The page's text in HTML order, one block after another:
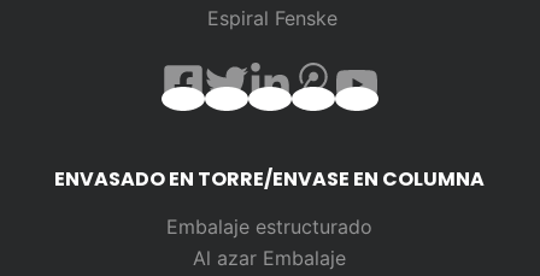
Espiral Fenske
ENVASADO EN TORRE/ENVASE EN COLUMNA
Embalaje estructurado
Al azar Embalaje